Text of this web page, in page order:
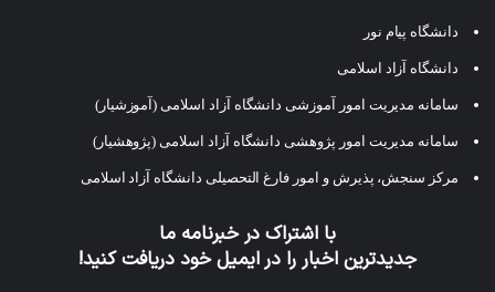
دانشگاه پیام نور
دانشگاه آزاد اسلامی
سامانه مدیریت امور آموزشی دانشگاه آزاد اسلامی (آموزشیار)
سامانه مدیریت امور پژوهشی دانشگاه آزاد اسلامی (پژوهشیار)
مرکز سنجش، پذیرش و امور فارغ التحصیلی دانشگاه آزاد اسلامی
با اشتراک در خبرنامه ما
جدیدترین اخبار را در ایمیل خود دریافت کنید!